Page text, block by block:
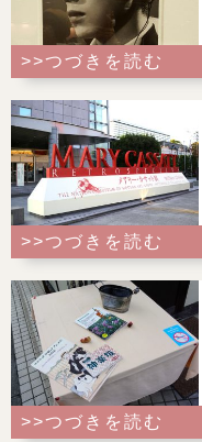
>>つづきを読む
>>つづきを読む
>>つづきを読む